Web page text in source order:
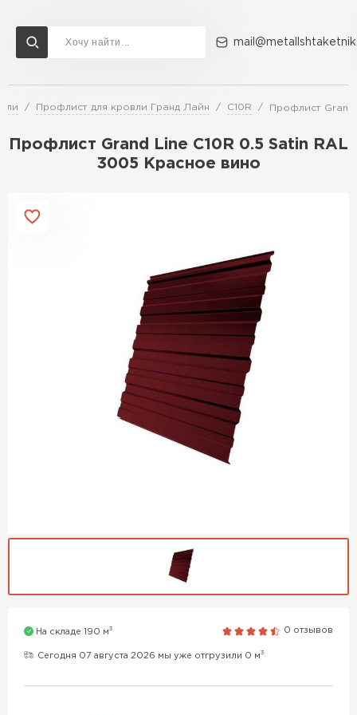
Профлист для кровли Гранд Лайн C10R Профлист Grand
Профлист Grand Line C10R 0.5 Satin RAL
3005 Красное вино
На складе 190 м3 0 отзывов
Сегодня 07 августа 2026 мы уже отгрузили 0 м3
Доставка и оплата Акции О компании Контакты
Перейти в каталог